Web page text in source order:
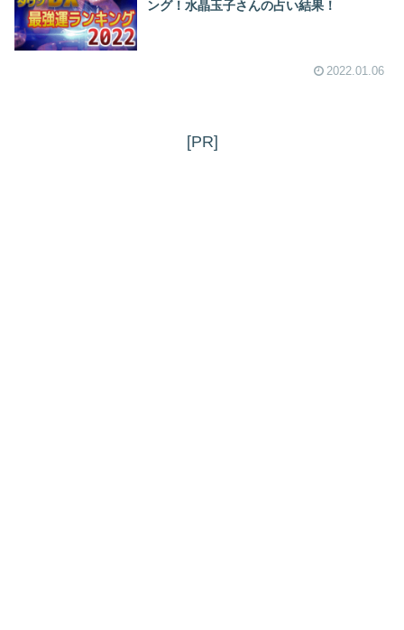
ング！水晶玉子さんの占い結果！
2022.01.06
[PR]